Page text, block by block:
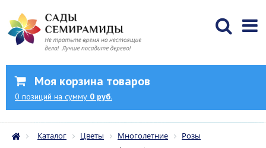
Моя корзина товаров
0 позиций на сумму 0 руб.
Каталог Цветы Многолетние
Розы